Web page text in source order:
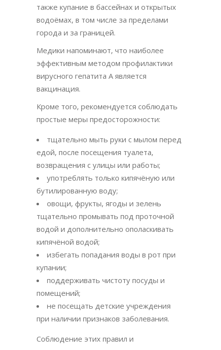
также купание в бассейнах и открытых
водоёмах, в том числе за пределами
города и за границей.
Медики напоминают, что наиболее
эффективным методом профилактики
вирусного гепатита А является
вакцинация.
Кроме того, рекомендуется соблюдать
простые меры предосторожности:
тщательно мыть руки с мылом перед
едой, после посещения туалета,
возвращения с улицы или работы;
употреблять только кипячёную или
бутилированную воду;
овощи, фрукты, ягоды и зелень
тщательно промывать под проточной
водой и дополнительно ополаскивать
кипячёной водой;
избегать попадания воды в рот при
купании;
поддерживать чистоту посуды и
помещений;
не посещать детские учреждения
при наличии признаков заболевания.
Соблюдение этих правил и